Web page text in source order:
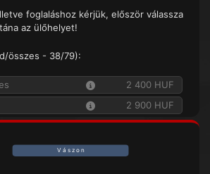
foglaláshoz kérjük, először válassza
az ülőhelyet!
összes - 38/79):
2 400 HUF
2 900 HUF
V á s z o n